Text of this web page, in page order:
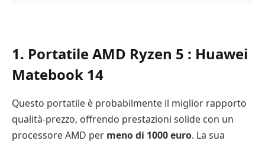
1. Portatile AMD Ryzen 5 : Huawei
Matebook 14
Questo portatile è probabilmente il miglior rapporto
qualità-prezzo, offrendo prestazioni solide con un
processore AMD per meno di 1000 euro. La sua